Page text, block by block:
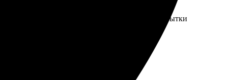
что отправка в другой город быстрое. Открытки